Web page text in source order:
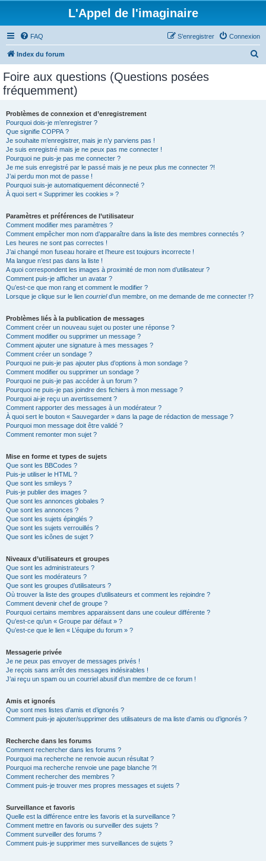
L'Appel de l'imaginaire
FAQ Connexion
S’enregistrer
Index du forum
Foire aux questions (Questions posées
fréquemment)
Problèmes de connexion et d’enregistrement
Pourquoi dois-je m’enregistrer ?
Que signifie COPPA ?
Je souhaite m’enregistrer, mais je n’y parviens pas !
Je suis enregistré mais je ne peux pas me connecter !
Pourquoi ne puis-je pas me connecter ?
Je me suis enregistré par le passé mais je ne peux plus me connecter ?!
J’ai perdu mon mot de passe !
Pourquoi suis-je automatiquement déconnecté ?
À quoi sert « Supprimer les cookies » ?
Paramètres et préférences de l’utilisateur
Comment modifier mes paramètres ?
Comment empêcher mon nom d’apparaître dans la liste des membres connectés ?
Les heures ne sont pas correctes !
J’ai changé mon fuseau horaire et l’heure est toujours incorrecte !
Ma langue n’est pas dans la liste !
A quoi correspondent les images à proximité de mon nom d’utilisateur ?
Comment puis-je afficher un avatar ?
Qu’est-ce que mon rang et comment le modifier ?
Lorsque je clique sur le lien courrield’un membre, on me demande de me connecter !?
Problèmes liés à la publication de messages
Comment créer un nouveau sujet ou poster une réponse ?
Comment modifier ou supprimer un message ?
Comment ajouter une signature à mes messages ?
Comment créer un sondage ?
Pourquoi ne puis-je pas ajouter plus d’options à mon sondage ?
Comment modifier ou supprimer un sondage ?
Pourquoi ne puis-je pas accéder à un forum ?
Pourquoi ne puis-je pas joindre des fichiers à mon message ?
Pourquoi ai-je reçu un avertissement ?
Comment rapporter des messages à un modérateur ?
À quoi sert le bouton « Sauvegarder » dans la page de rédaction de message ?
Pourquoi mon message doit être validé ?
Comment remonter mon sujet ?
Mise en forme et types de sujets
Que sont les BBCodes ?
Puis-je utiliser le HTML ?
Que sont les smileys ?
Puis-je publier des images ?
Que sont les annonces globales ?
Que sont les annonces ?
Que sont les sujets épinglés ?
Que sont les sujets verrouillés ?
Que sont les icônes de sujet ?
Niveaux d’utilisateurs et groupes
Que sont les administrateurs ?
Que sont les modérateurs ?
Que sont les groupes d’utilisateurs ?
Où trouver la liste des groupes d’utilisateurs et comment les rejoindre ?
Comment devenir chef de groupe ?
Pourquoi certains membres apparaissent dans une couleur différente ?
Qu’est-ce qu’un « Groupe par défaut » ?
Qu’est-ce que le lien « L’équipe du forum » ?
Messagerie privée
Je ne peux pas envoyer de messages privés !
Je reçois sans arrêt des messages indésirables !
J’ai reçu un spam ou un courriel abusif d’un membre de ce forum !
Amis et ignorés
Que sont mes listes d’amis et d’ignorés ?
Comment puis-je ajouter/supprimer des utilisateurs de ma liste d’amis ou d’ignorés ?
Recherche dans les forums
Comment rechercher dans les forums ?
Pourquoi ma recherche ne renvoie aucun résultat ?
Pourquoi ma recherche renvoie une page blanche ?!
Comment rechercher des membres ?
Comment puis-je trouver mes propres messages et sujets ?
Surveillance et favoris
Quelle est la différence entre les favoris et la surveillance ?
Comment mettre en favoris ou surveiller des sujets ?
Comment surveiller des forums ?
Comment puis-je supprimer mes surveillances de sujets ?